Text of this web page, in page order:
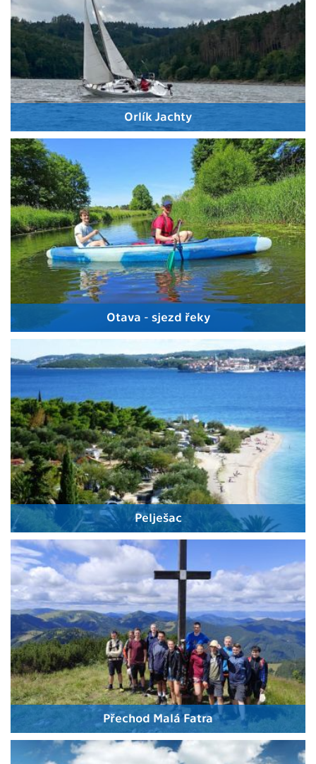
Orlík Jachty
Otava - sjezd řeky
Pelješac
Přechod Malá Fatra